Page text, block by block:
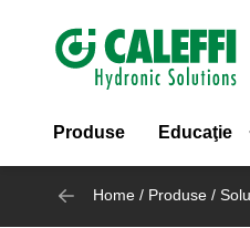
Header
Produse Educaţie
Home / Produse /